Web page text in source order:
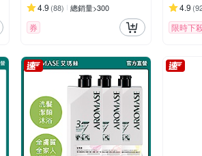
4.9 (88) 總銷量>300
券
4.9 (
限時下